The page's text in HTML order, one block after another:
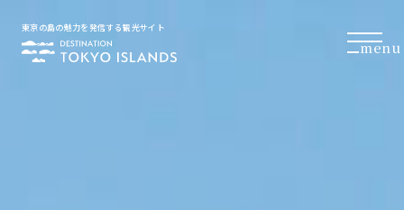
東京の島の魅力を発信する観光サイト
menu